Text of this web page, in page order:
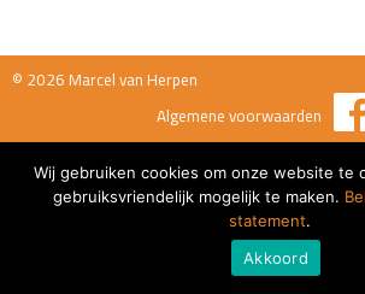
© 2026 Marcel van Herpen
Algemene voorwaarden
Wij gebruiken cookies om onze website te
gebruiksvriendelijk mogelijk te maken.
statement.
Akkoord